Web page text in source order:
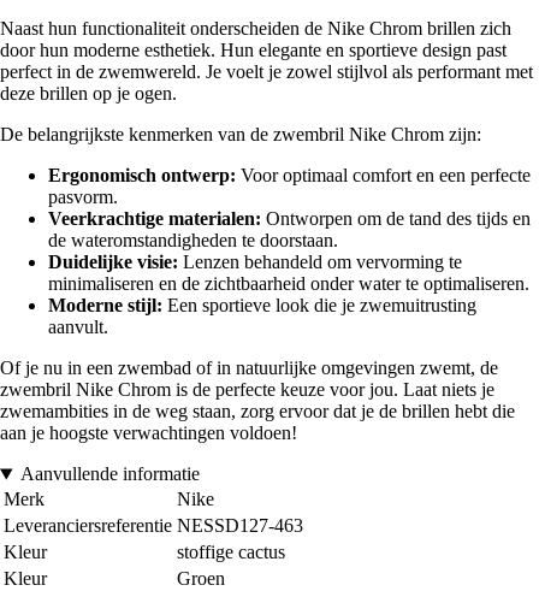
Naast hun functionaliteit onderscheiden de Nike Chrom brillen zich
door hun moderne esthetiek. Hun elegante en sportieve design past
perfect in de zwemwereld. Je voelt je zowel stijlvol als performant met
deze brillen op je ogen.
De belangrijkste kenmerken van de zwembril Nike Chrom zijn:
Ergonomisch ontwerp: Voor optimaal comfort en een perfecte
pasvorm.
Veerkrachtige materialen: Ontworpen om de tand des tijds en
de wateromstandigheden te doorstaan.
Duidelijke visie: Lenzen behandeld om vervorming te
minimaliseren en de zichtbaarheid onder water te optimaliseren.
Moderne stijl: Een sportieve look die je zwemuitrusting
aanvult.
Of je nu in een zwembad of in natuurlijke omgevingen zwemt, de
zwembril Nike Chrom is de perfecte keuze voor jou. Laat niets je
zwemambities in de weg staan, zorg ervoor dat je de brillen hebt die
aan je hoogste verwachtingen voldoen!
Aanvullende informatie
Merk
Nike
Leveranciersreferentie NESSD127-463
Kleur
stoffige cactus
Kleur
Groen